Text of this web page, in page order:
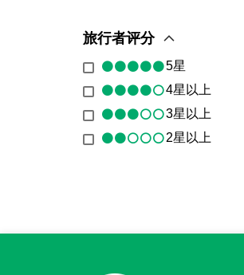
旅行者评分
5星
4星以上
3星以上
2星以上